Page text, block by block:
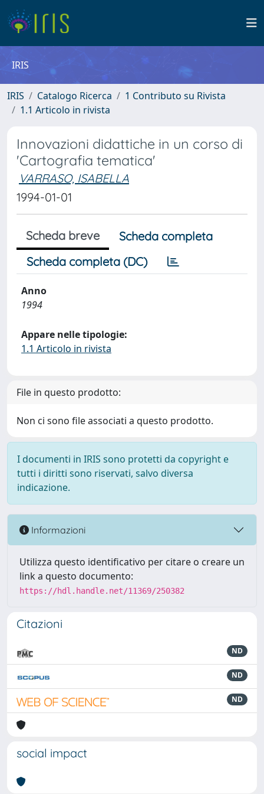
IRIS
IRIS Catalogo Ricerca
1 Contributo su Rivista
1.1 Articolo in rivista
Innovazioni didattiche in un corso di
'Cartografia tematica'
VARRASO, ISABELLA
1994-01-01
Scheda breve
Scheda completa
Scheda completa (DC)
Anno
1994
Appare nelle tipologie:
1.1 Articolo in rivista
File in questo prodotto:
Non ci sono file associati a questo prodotto.
I documenti in IRIS sono protetti da copyright e
tutti i diritti sono riservati, salvo diversa
indicazione.
Informazioni
Utilizza questo identificativo per citare o creare un
link a questo documento:
https://hdl.handle.net/11369/250382
Citazioni
ND
ND
ND
social impact